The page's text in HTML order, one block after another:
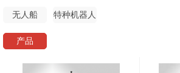
无人船
特种机器人
产品